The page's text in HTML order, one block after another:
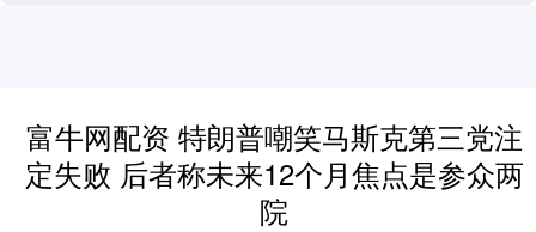
富牛网配资 特朗普嘲笑马斯克第三党注
定失败 后者称未来12个月焦点是参众两
院